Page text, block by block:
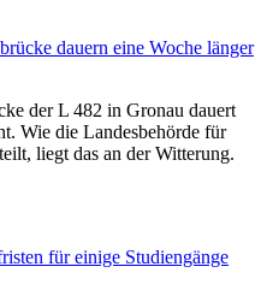
dauern eine Woche länger
der L 482 in Gronau dauert
Wie die Landesbehörde für
liegt das an der Witterung.
für einige Studiengänge